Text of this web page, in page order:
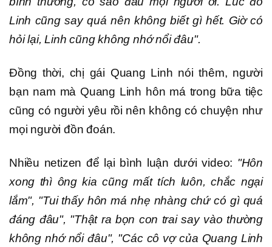
Linh cũng say quá nên không biết gì hết. Giờ có
hỏi lại, Linh cũng không nhớ nổi đâu".
Đồng thời, chị gái Quang Linh nói thêm, người
bạn nam mà Quang Linh hôn má trong bữa tiệc
cũng có người yêu rồi nên không có chuyện như
mọi người đồn đoán.
Nhiều netizen để lại bình luận dưới video: "Hôn
xong thì ông kia cũng mất tích luôn, chắc ngại
lắm", "Tui thấy hôn má nhẹ nhàng chứ có gì quá
đáng đâu", "Thật ra bọn con trai say vào thường
không nhớ nổi đâu", "Các cô vợ của Quang Linh